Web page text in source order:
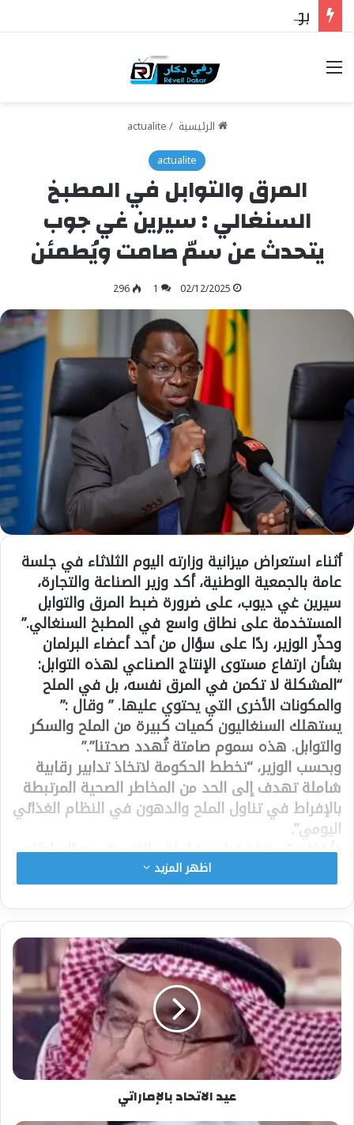
خيارات
الرئيسية /
actualite
actualite
المرق والتوابل في المطبخ
السنغالي : سيرين غي جوب
يتحدث عن سمّ صامت ويُطمئن
02/12/2025
1
296
أثناء استعراض ميزانية وزارته اليوم الثلاثاء في جلسة
عامة بالجمعية الوطنية، أكد وزير الصناعة والتجارة،
سيرين غي ديوب، على ضرورة ضبط المرق والتوابل
المستخدمة على نطاق واسع في المطبخ السنغالي.”
وحذّر الوزير، ردًا على سؤال من أحد أعضاء البرلمان
بشأن ارتفاع مستوى الإنتاج الصناعي لهذه التوابل:
“المشكلة لا تكمن في المرق نفسه، بل في الملح
والمكونات الأخرى التي يحتوي عليها. ” وقال :”
يستهلك السنغاليون كميات كبيرة من الملح والسكر
والتوابل. هذه سموم صامتة تُهدد صحتنا”.”
وبحسب الوزير، “تخطط الحكومة لاتخاذ تدابير رقابية
شاملة تهدف إلى الحد من المخاطر الصحية المرتبطة
بالإفراط في تناول الملح والدهون في النظام الغذائي
اليومي”.
وأضاف: “سنتخذ تدابير شاملة، بالتنسيق مع السلطات
الصحية العامة، لحماية المستهلكين
X
معجب بهذه:
اظهر المزيد
عيد الاتحاد بالإماراتي